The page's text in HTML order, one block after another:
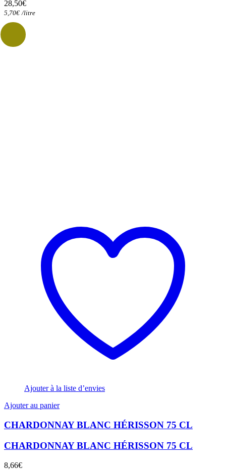
28,50€
5,70€ /litre
Ajouter à la liste d’envies
Ajouter au panier
CHARDONNAY BLANC HÉRISSON 75 CL
CHARDONNAY BLANC HÉRISSON 75 CL
8,66€